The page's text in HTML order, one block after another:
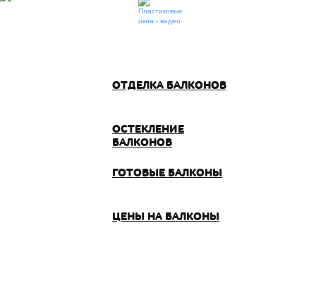
ОТДЕЛКА БАЛКОНОВ
ОСТЕКЛЕНИЕ
БАЛКОНОВ
ГОТОВЫЕ БАЛКОНЫ
ЦЕНЫ НА БАЛКОНЫ